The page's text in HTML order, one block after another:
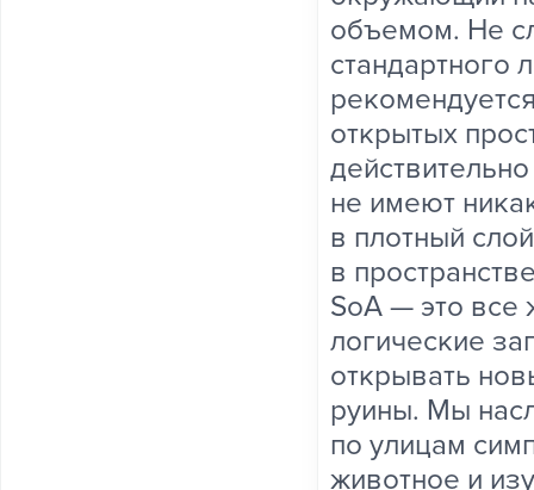
объемом. Не
стандартного
открытых
не имеют
в плотный
в
SoA — это все
логические
открывать
руины. Мы
по улицам
животное и